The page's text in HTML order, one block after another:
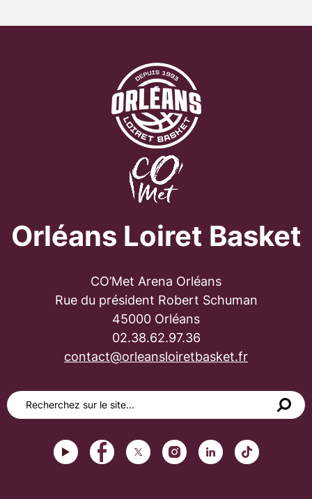
Orléans Loiret Basket
CO’Met Arena Orléans
Rue du président Robert Schuman
45000 Orléans
02.38.62.97.36
contact@orleansloiretbasket.fr